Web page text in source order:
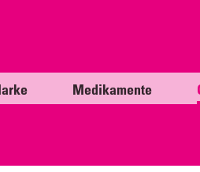
Medikamente